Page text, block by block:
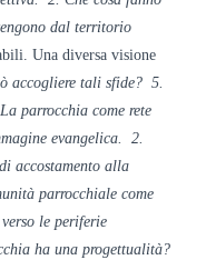
dal territorio
Una diversa visione
accogliere tali sfide? 5.
parrocchia come rete
evangelica. 2.
accostamento alla
parrocchiale come
le periferie
ha una progettualità?